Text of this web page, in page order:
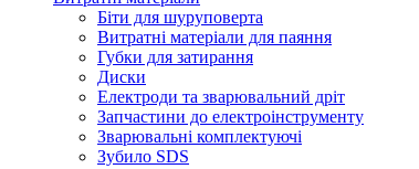
Біти для шуруповерта
Витратні матеріали для паяння
Губки для затирання
Диски
Електроди та зварювальний дріт
Запчастини до електроінструменту
Зварювальні комплектуючі
Зубило SDS